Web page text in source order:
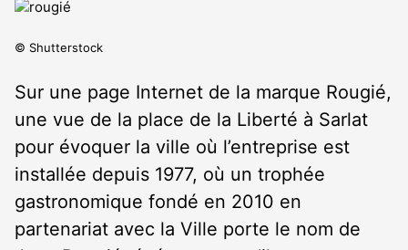
© Shutterstock
Sur une page Internet de la marque Rougié,
une vue de la place de la Liberté à Sarlat
pour évoquer la ville où l’entreprise est
installée depuis 1977, où un trophée
gastronomique fondé en 2010 en
partenariat avec la Ville porte le nom de